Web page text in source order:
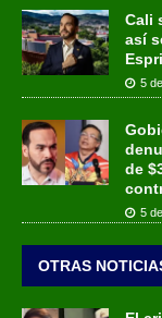
Cali
así
5
de
5
OTRAS